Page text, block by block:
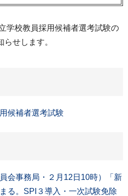
学校教員採用候補者選考試験の
せします。
候補者選考試験
会事務局・２月12日10時）「新
る。SPI３導入・一次試験免除